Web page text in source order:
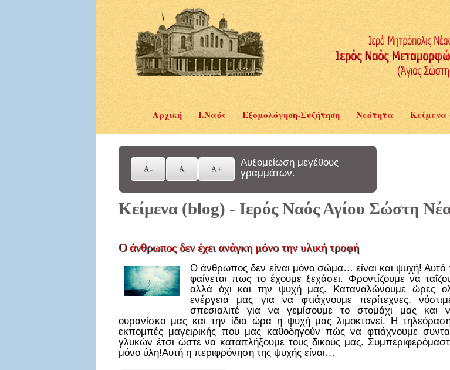
Αρχική Ι.Ναός Εξομολόγηση-Συζήτηση Νεότητα Κείμενα
Αυξομείωση μεγέθους
γραμμάτων.
Κείμενα (blog) - Ιερός Ναός Αγίου Σώστη
Ο άνθρωπος δεν έχει ανάγκη μόνο την υλική τροφή
Ο άνθρωπος δεν είναι μόνο σώμα… είναι και ψυχή! Αυτό
φαίνεται πως το έχουμε ξεχάσει. Φροντίζουμε να
αλλά όχι και την ψυχή μας. Καταναλώνουμε ώρες
ενέργεια μας για να φτιάχνουμε περίτεχνες,
σπεσιαλιτέ για να γεμίσουμε το στομάχι μας και
ουρανίσκο μας και την ίδια ώρα η ψυχή μας λιμοκτονεί. Η
εκπομπές μαγειρικής που μας καθοδηγούν πώς να φτιάχνουμε
γλυκών έτσι ώστε να καταπλήξουμε τους δικούς μας.
μόνο ύλη!Αυτή η περιφρόνηση της ψυχής είναι…